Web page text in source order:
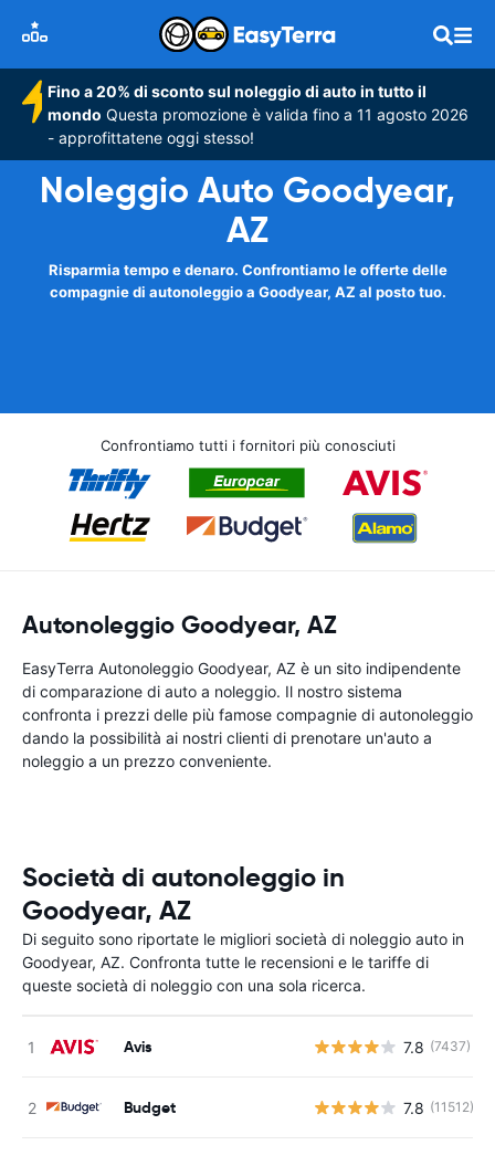
Fino a 20% di sconto sul noleggio di auto in tutto il
mondo Questa promozione è valida fino a 11 agosto 2026
- approfittatene oggi stesso!
Noleggio Auto Goodyear,
AZ
Risparmia tempo e denaro. Confrontiamo le offerte delle
compagnie di autonoleggio a Goodyear, AZ al posto tuo.
Confrontiamo tutti i fornitori più conosciuti
Autonoleggio Goodyear, AZ
EasyTerra Autonoleggio Goodyear, AZ è un sito indipendente
di comparazione di auto a noleggio. Il nostro sistema
confronta i prezzi delle più famose compagnie di autonoleggio
dando la possibilità ai nostri clienti di prenotare un'auto a
noleggio a un prezzo conveniente.
Società di autonoleggio in
Goodyear, AZ
Di seguito sono riportate le migliori società di noleggio auto in
Goodyear, AZ. Confronta tutte le recensioni e le tariffe di
queste società di noleggio con una sola ricerca.
Avis 7.8 (7437)
Budget 7.8 (11512)